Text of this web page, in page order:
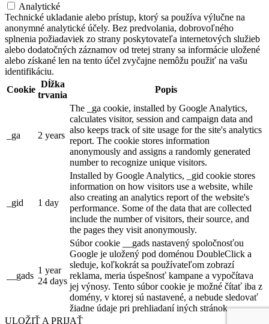
Analytické
Technické ukladanie alebo prístup, ktorý sa používa výlučne na
anonymné analytické účely. Bez predvolania, dobrovoľného
splnenia požiadaviek zo strany poskytovateľa internetových služieb
alebo dodatočných záznamov od tretej strany sa informácie uložené
alebo získané len na tento účel zvyčajne nemôžu použiť na vašu
identifikáciu.
Cookie
Dĺžka
trvania
Popis
_ga 2 years
The _ga cookie, installed by Google Analytics,
calculates visitor, session and campaign data and
also keeps track of site usage for the site's analytics
report. The cookie stores information
anonymously and assigns a randomly generated
number to recognize unique visitors.
_gid 1 day
Installed by Google Analytics, _gid cookie stores
information on how visitors use a website, while
also creating an analytics report of the website's
performance. Some of the data that are collected
include the number of visitors, their source, and
the pages they visit anonymously.
__gads
1 year
24 days
Súbor cookie __gads nastavený spoločnosťou
Google je uložený pod doménou DoubleClick a
sleduje, koľkokrát sa používateľom zobrazí
reklama, meria úspešnosť kampane a vypočítava
jej výnosy. Tento súbor cookie je možné čítať iba z
domény, v ktorej sú nastavené, a nebude sledovať
žiadne údaje pri prehliadaní iných stránok.
ULOŽIŤ A PRIJAŤ